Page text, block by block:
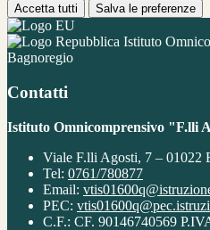
Accetta tutti Salva le preferenze
Istituto
Bagnoregio
Contatti
Istituto Omnicomprensivo "F.lli
Viale F.lli Agosti, 7 – 01022
Tel: 0761/780877
Email:
PEC:
C.F.: CF. 90146740569